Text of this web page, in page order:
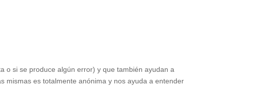
o si se produce algún error) y que también ayudan a
mismas es totalmente anónima y nos ayuda a entender